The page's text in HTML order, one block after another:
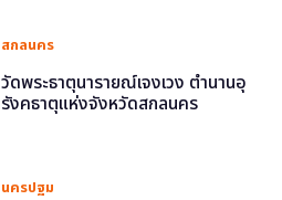
สกลนคร
วัดพระธาตุนารายณ์เจงเวง ตำนานอุ
รังคธาตุแห่งจังหวัดสกลนคร
นครปฐม